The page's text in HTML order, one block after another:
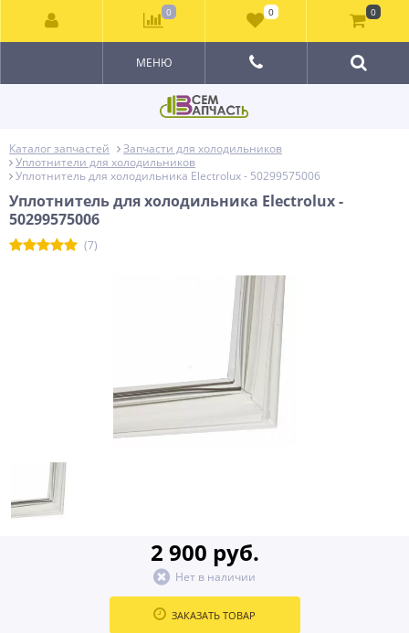
МЕНЮ
Каталог запчастей
Запчасти для холодильников
Уплотнители для холодильников
Уплотнитель для холодильника Electrolux - 50299575006
Уплотнитель для холодильника Electrolux -
50299575006
(7)
2 900 руб.
Нет в наличии
ЗАКАЗАТЬ ТОВАР
0 0 0